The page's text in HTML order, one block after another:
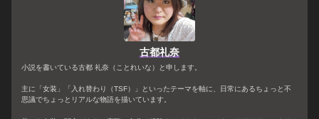
古都礼奈
小説を書いている古都 礼奈（ことれいな）と申します。
主に「女装」「入れ替わり（TSF）」といったテーマを軸に、日常にあるちょっと不
思議でちょっとリアルな物語を描いています。